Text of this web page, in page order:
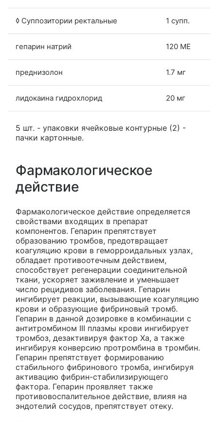
◊ Суппозитории ректальные 1 супп.
гепарин натрий 120 МЕ
преднизолон 1.7 мг
лидокаина гидрохлорид 20 мг
5 шт. - упаковки ячейковые контурные (2) -
пачки картонные.
Фармакологическое
действие
Фармакологическое действие определяется
свойствами входящих в препарат
компонентов. Гепарин препятствует
образованию тромбов, предотвращает
коагуляцию крови в геморроидальных узлах,
обладает противоотечным действием,
способствует регенерации соединительной
ткани, ускоряет заживление и уменьшает
число рецидивов заболевания. Гепарин
ингибирует реакции, вызывающие коагуляцию
крови и образующие фибриновый тромб.
Гепарин в данной дозировке в комбинации с
антитромбином III плазмы крови ингибирует
тромбоз, дезактивируя фактор Ха, а также
ингибируя конверсию протромбина в тромбин.
Гепарин препятствует формированию
стабильного фибринового тромба, ингибируя
активацию фибрин-стабилизирующего
фактора. Гепарин проявляет также
противовоспалительное действие, влияя на
эндотелий сосудов, препятствует отеку.